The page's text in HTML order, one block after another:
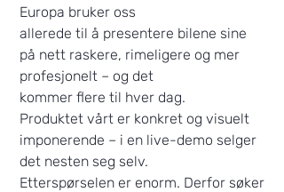
Europa bruker oss
allerede til å presentere bilene sine
på nett raskere, rimeligere og mer
profesjonelt – og det
kommer flere til hver dag.
Produktet vårt er konkret og visuelt
imponerende – i en live-demo selger
det nesten seg selv.
Etterspørselen er enorm. Derfor søker